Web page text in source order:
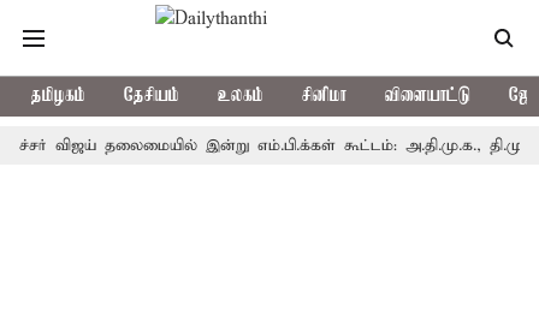
தமிழகம் தேசியம் உலகம் சினிமா விளையாட்டு
தலைமையில் இன்று எம்.பி.க்கள் கூட்டம்: அ.தி.மு.க., தி.மு.க.